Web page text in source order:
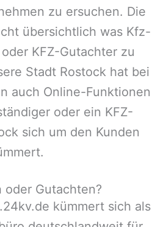
zu ersuchen. Die
übersichtlich was Kfz-
KFZ-Gutachter zu
Stadt Rostock hat bei
auch Online-Funktionen
oder ein KFZ-
sich um den Kunden
oder Gutachten?
kümmert sich als